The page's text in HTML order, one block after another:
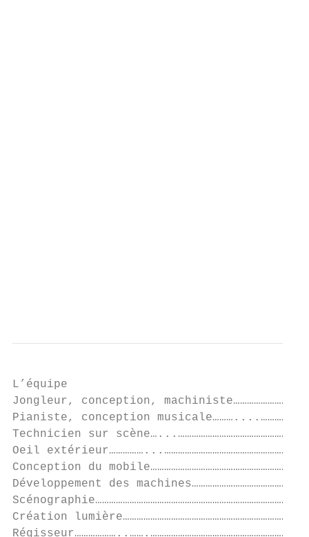
L’équipe
Jongleur, conception,
Pianiste, conception
Technicien sur
Oeil
Conception du
Développement des
Création